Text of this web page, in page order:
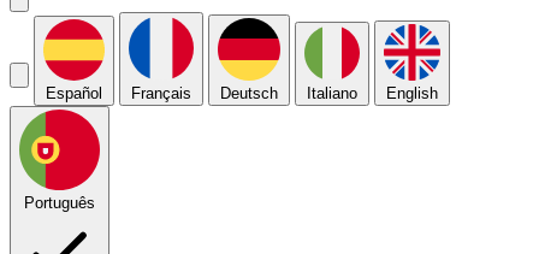
Español Français Deutsch Italiano English
Português